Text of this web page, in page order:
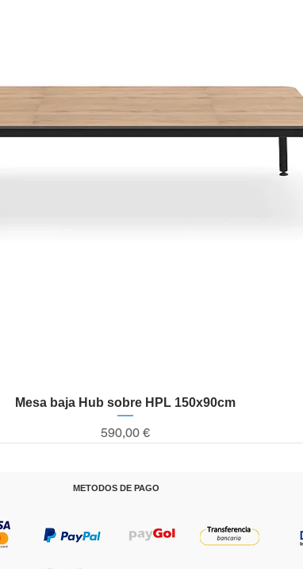
Vista rápida
Mesa baja Hub sobre HPL 150x90cm
Precio
590,00 €
METODOS DE PAGO